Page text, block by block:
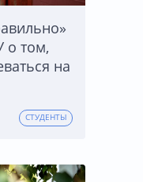
о том,
на
СТУДЕНТЫ